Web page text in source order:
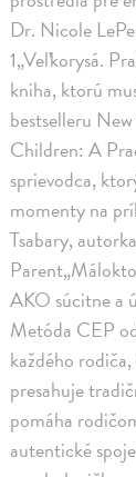
Dr. Nicole
1„Veľkorysá.
kniha, ktorú
bestselleru
Children: A
sprievodca,
momenty na
Tsabary,
AKO súcitne a
Metóda CEP
každého
presahuje
pomáha
autentické